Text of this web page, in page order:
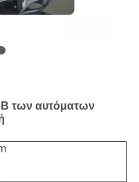
των αυτόματων